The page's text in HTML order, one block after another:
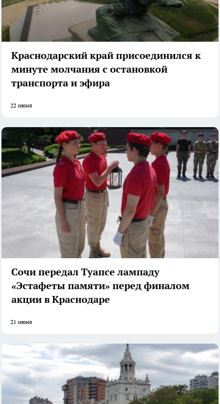
Краснодарский край присоединился к
минуте молчания с остановкой
транспорта и эфира
22 июня
Сочи передал Туапсе лампаду
«Эстафеты памяти» перед финалом
акции в Краснодаре
21 июня